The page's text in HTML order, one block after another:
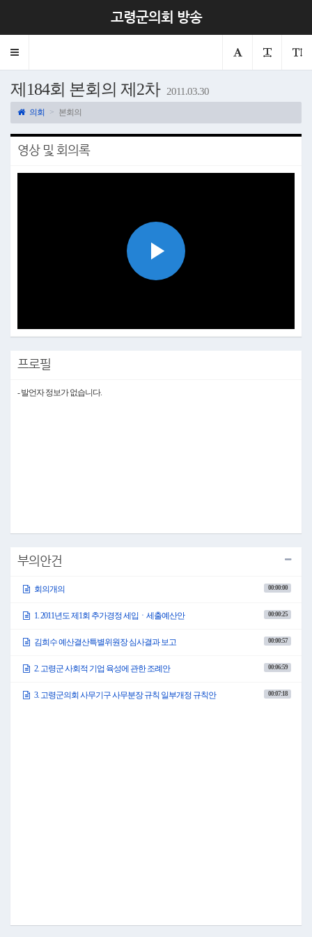
고령군의회 방송
Toggle
제184회 본회의 제2차 2011.03.30
의회 본회의
영상 및 회의록
Play
Video
프로필
- 발언자 정보가 없습니다.
부의안건
회의개의 00:00:00
1. 2011년도 제1회 추가경정 세입ㆍ세출예산안 00:00:25
김희수 예산결산특별위원장 심사결과 보고 00:00:57
2. 고령군 사회적 기업 육성에 관한 조례안 00:06:59
3. 고령군의회 사무기구 사무분장 규칙 일부개정 규칙안 00:07:18